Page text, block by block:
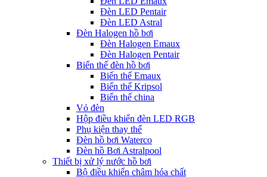
Đèn LED Pentair
Đèn LED Astral
Đèn Halogen hồ bơi
Đèn Halogen Emaux
Đèn Halogen Pentair
Biến thế đèn hồ bơi
Biến thế Emaux
Biến thế Kripsol
Biến thế china
Vỏ đèn
Hộp điều khiển đèn LED RGB
Phụ kiện thay thế
Đèn hồ bơi Waterco
Đèn hồ Bơi Astralpool
Thiết bị xử lý nước hồ bơi
Bộ điều khiển châm hóa chất